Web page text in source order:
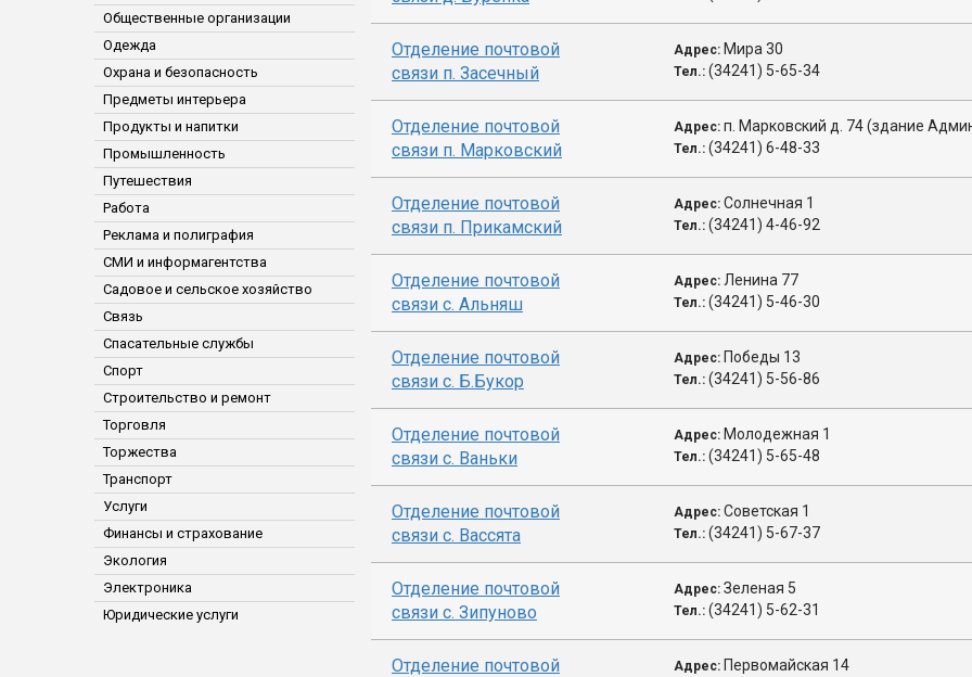
Общественные организации
Одежда
Охрана и безопасность
Предметы интерьера
Продукты и напитки
Промышленность
Путешествия
Работа
Реклама и полиграфия
СМИ и информагентства
Садовое и сельское хозяйство
Связь
Спасательные службы
Спорт
Строительство и ремонт
Торговля
Торжества
Транспорт
Услуги
Финансы и страхование
Экология
Электроника
Юридические услуги
Отделение почтовой
связи п. Засечный
Адрес: Мира 30
Тел.: (34241) 5-65-34
Отделение почтовой
связи п. Марковский
Адрес: п. Марковский д. 74 (здание
Тел.: (34241) 6-48-33
Отделение почтовой
связи п. Прикамский
Адрес: Солнечная 1
Тел.: (34241) 4-46-92
Отделение почтовой
связи с. Альняш
Адрес: Ленина 77
Тел.: (34241) 5-46-30
Отделение почтовой
связи с. Б.Букор
Адрес: Победы 13
Тел.: (34241) 5-56-86
Отделение почтовой
связи с. Ваньки
Адрес: Молодежная 1
Тел.: (34241) 5-65-48
Отделение почтовой
связи с. Вассята
Адрес: Советская 1
Тел.: (34241) 5-67-37
Отделение почтовой
связи с. Зипуново
Адрес: Зеленая 5
Тел.: (34241) 5-62-31
Отделение почтовой
Адрес: Первомайская 14